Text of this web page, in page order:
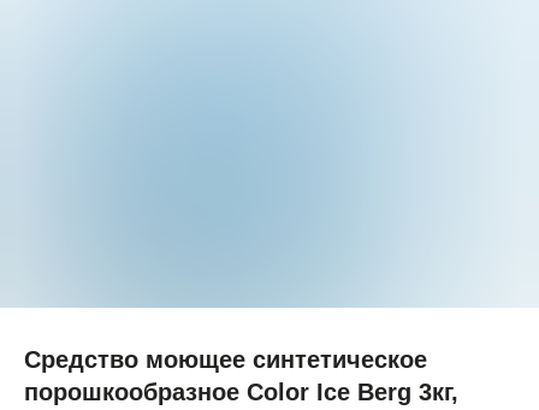
Средство моющее синтетическое
порошкообразное Сolor Ice Berg 3кг,